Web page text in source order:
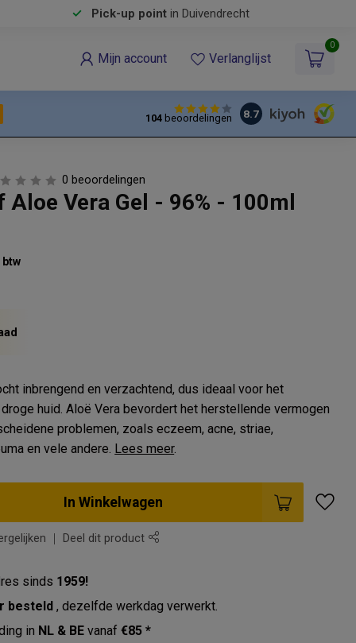
Pick-up pointin Duivendrecht
Mijn account Verlanglijst
0
104beoordelingen 8.7
0 beoordelingen
Aloe Vera Gel - 96% - 100ml
btw
inbrengend en verzachtend, dus ideaal voor het
huid. Aloë Vera bevordert het herstellende vermogen
problemen, zoals eczeem, acne, striae,
en vele andere. Lees meer.
In Winkelwagen
Deel dit product
sinds 1959!
besteld, dezelfde werkdag verwerkt.
in NL & BE vanaf€85 *